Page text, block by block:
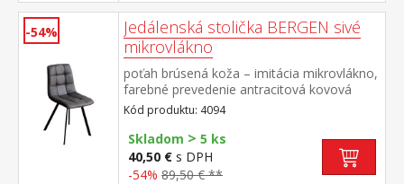
-54%
Jedálenská stolička BERGEN sivé
mikrovlákno
poťah brúsená koža – imitácia mikrovlákno,
farebné prevedenie antracitová kovová
konštrukcia, farebné prevedenie čierna
výška sedu 51 cm
Kód produktu: 4094
Skladom > 5 ks
40,50 € s DPH
-54% 89,50 € **